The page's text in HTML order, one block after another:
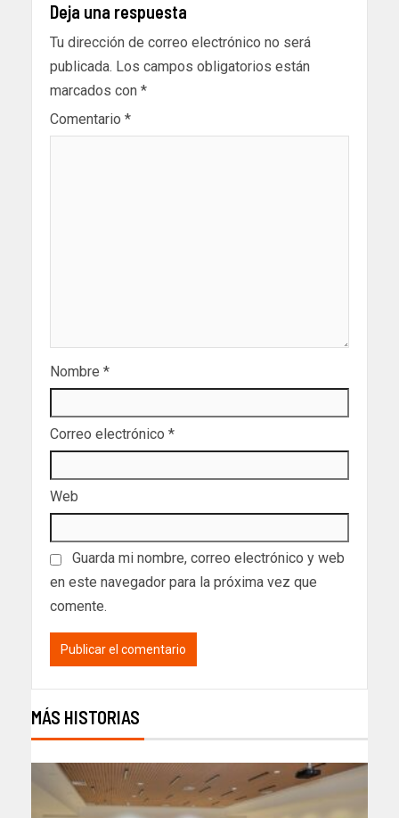
Deja una respuesta
Tu dirección de correo electrónico no será
publicada. Los campos obligatorios están
marcados con *
Comentario *
Nombre *
Correo electrónico *
Web
Guarda mi nombre, correo electrónico y web
en este navegador para la próxima vez que
comente.
MÁS HISTORIAS